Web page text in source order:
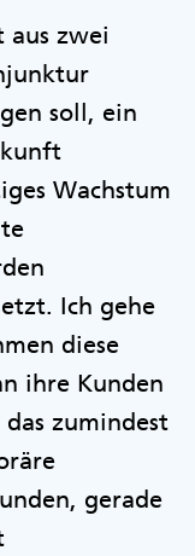
aus zwei
soll, ein
Wachstum
Ich gehe
diese
ihre Kunden
zumindest
gerade